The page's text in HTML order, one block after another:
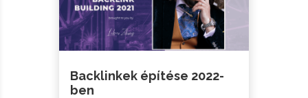
Backlinkek építése 2022-
ben